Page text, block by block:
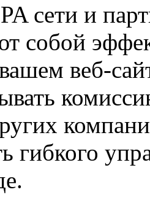
сети и
собой
веб-
гибкого